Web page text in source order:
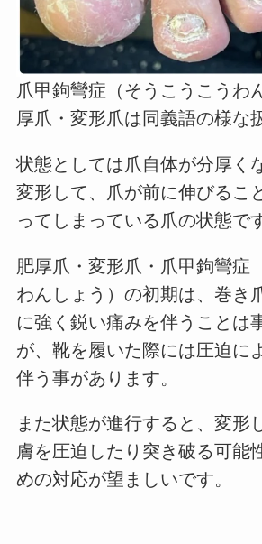
爪甲鉤彎症（そうこうこうわ
厚爪・変形爪は同義語の様な
状態としては爪自体が分厚く
変形して、爪が前に伸びるこ
ってしまっている爪の状態で
肥厚爪・変形爪・爪甲鉤彎症
わんしょう）の初期は、巻き
に強く鋭い痛みを伴うことは
が、靴を履いた際には圧迫に
伴う事があります。
また状態が進行すると、変形
膚を圧迫したり突き破る可能
めの対応が望ましいです。